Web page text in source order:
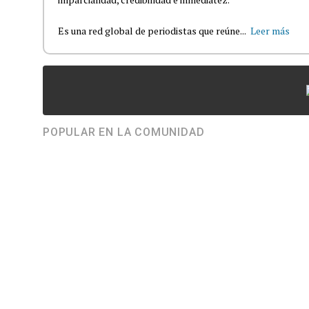
Es una red global de periodistas que reúne... Leer más
POPULAR EN LA COMUNIDAD